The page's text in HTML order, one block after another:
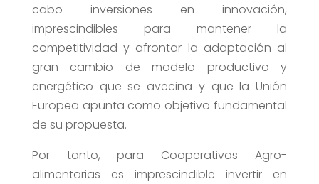
cabo inversiones en innovación,
imprescindibles para mantener la
competitividad y afrontar la adaptación al
gran cambio de modelo productivo y
energético que se avecina y que la Unión
Europea apunta como objetivo fundamental
de su propuesta.
Por tanto, para Cooperativas Agro-
alimentarias es imprescindible invertir en